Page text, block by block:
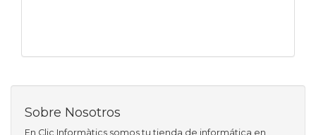
Sobre Nosotros
En Clic Informàtics somos tu tienda de informática en